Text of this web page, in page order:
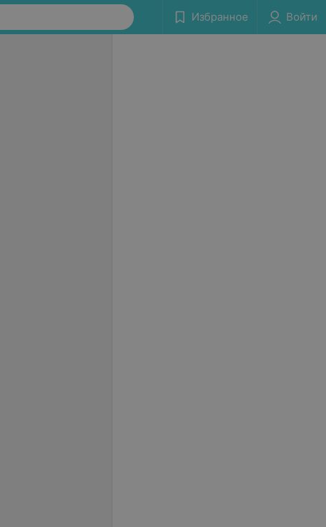
Избранное Войти